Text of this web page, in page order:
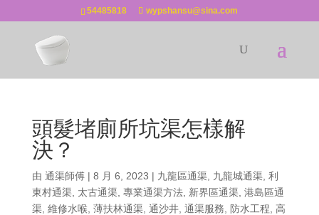
54485818 wypshansu@sina.com
頭髮堵廁所坑渠怎樣解
決？
由 通渠師傅| 8 月 6, 2023 | 九龍區通渠, 九龍城通渠, 利
東村通渠, 太古通渠, 專業通渠方法, 新界區通渠, 港島區通
渠, 維修水喉, 薄扶林通渠, 通沙井, 通渠服務 防水工程 高